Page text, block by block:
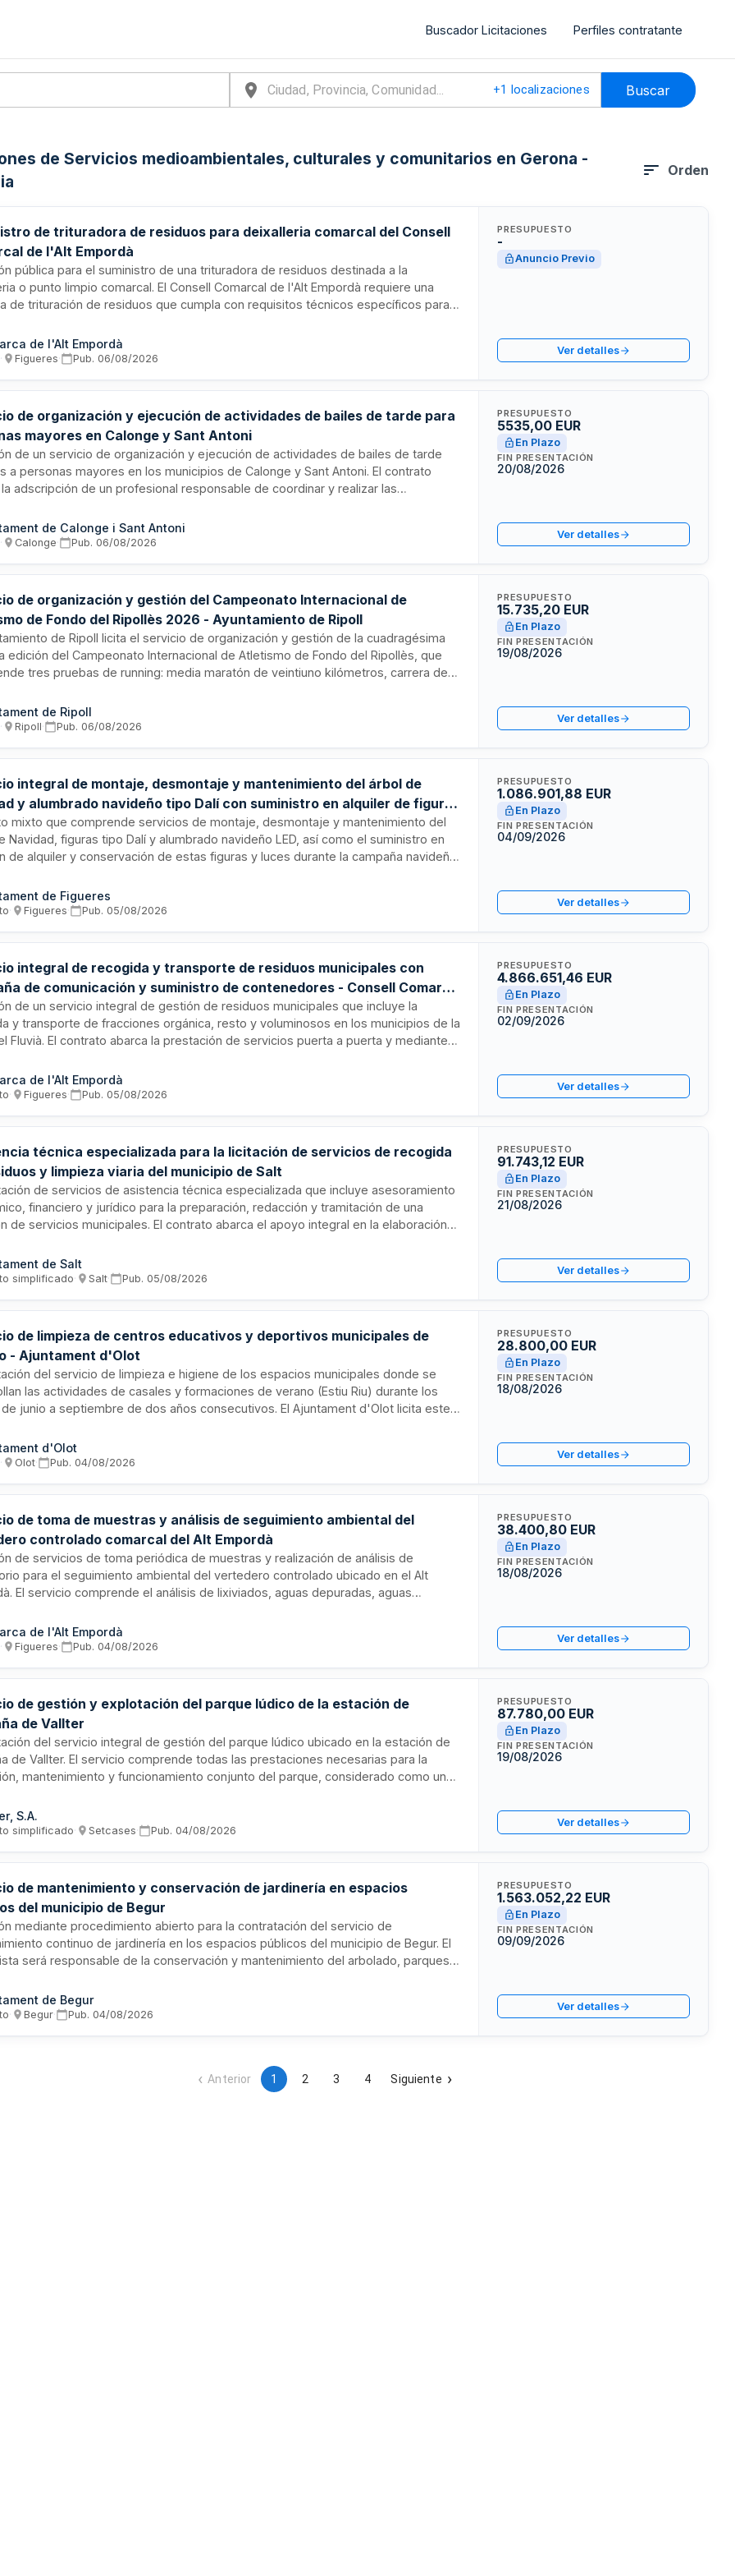
Buscador Licitaciones Perfiles contratante
+1 localizaciones Buscar
de Servicios medioambientales, culturales y comunitarios en Gerona -
Orden
de trituradora de residuos para deixalleria comarcal del Consell
de l'Alt Empordà
pública para el suministro de una trituradora de residuos destinada a la
o punto limpio comarcal. El Consell Comarcal de l'Alt Empordà requiere una
de trituración de residuos que cumpla con requisitos técnicos específicos para la
en Figueres. La trituradora deberá facilitar el procesamiento y compactación de
tipologías de residuos conforme a las características técnicas demandadas
de l'Alt Empordà
· Figueres· Pub. 06/08/2026
PRESUPUESTO
-
Anuncio Previo
Ver detalles
de organización y ejecución de actividades de bailes de tarde para
mayores en Calonge y Sant Antoni
de un servicio de organización y ejecución de actividades de bailes de tarde
a personas mayores en los municipios de Calonge y Sant Antoni. El contrato
adscripción de un profesional responsable de coordinar y realizar las
mensuales de coordinación y seguimiento. El objetivo es promover el
activo, mejorar la calidad de vida de las personas mayores, favorecer su
de Calonge i Sant Antoni
· Calonge· Pub. 06/08/2026
PRESUPUESTO
5535,00 EUR
En Plazo
FIN PRESENTACIÓN
20/08/2026
Ver detalles
de organización y gestión del Campeonato Internacional de
de Fondo del Ripollès 2026 - Ayuntamiento de Ripoll
de Ripoll licita el servicio de organización y gestión de la cuadragésima
edición del Campeonato Internacional de Atletismo de Fondo del Ripollès, que
tres pruebas de running: media maratón de veintiuno kilómetros, carrera de
integral del evento, incluyendo inscripciones, promoción, cobertura sanitaria,
con el ayuntamiento, seguridad, control de voluntarios y puntos de
de Ripoll
· Ripoll· Pub. 06/08/2026
PRESUPUESTO
15.735,20 EUR
En Plazo
FIN PRESENTACIÓN
19/08/2026
Ver detalles
integral de montaje, desmontaje y mantenimiento del árbol de
y alumbrado navideño tipo Dalí con suministro en alquiler de figuras
LED - Ayuntamiento de Figueres
mixto que comprende servicios de montaje, desmontaje y mantenimiento del
Navidad, figuras tipo Dalí y alumbrado navideño LED, así como el suministro en
de alquiler y conservación de estas figuras y luces durante la campaña navideña
desmontaje, mantenimiento preventivo y correctivo, además del alquiler
materiales navideños. Se trata de un contrato regido por las normas aplicables a
de Figueres
· Figueres· Pub. 05/08/2026
PRESUPUESTO
1.086.901,88 EUR
En Plazo
FIN PRESENTACIÓN
04/09/2026
Ver detalles
integral de recogida y transporte de residuos municipales con
de comunicación y suministro de contenedores - Consell Comarcal
de un servicio integral de gestión de residuos municipales que incluye la
y transporte de fracciones orgánica, resto y voluminosos en los municipios de la
Fluvià. El contrato abarca la prestación de servicios puerta a puerta y mediante
de comunicación ciudadana y suministro de material, contenedores y una caja
para la recogida de voluminosos. El adjudicatario debe garantizar la
establecida por la normativa catalana, estatal y europea.
de l'Alt Empordà
· Figueres· Pub. 05/08/2026
PRESUPUESTO
4.866.651,46 EUR
En Plazo
FIN PRESENTACIÓN
02/09/2026
Ver detalles
técnica especializada para la licitación de servicios de recogida
y limpieza viaria del municipio de Salt
de servicios de asistencia técnica especializada que incluye asesoramiento
financiero y jurídico para la preparación, redacción y tramitación de una
de servicios municipales. El contrato abarca el apoyo integral en la elaboración
de pliegos de prescripciones técnicas y asistencia durante todo el
de licitación hasta la formalización del contrato de recogida de residuos,
de Salt.
de Salt
simplificado· Salt· Pub. 05/08/2026
PRESUPUESTO
91.743,12 EUR
En Plazo
FIN PRESENTACIÓN
21/08/2026
Ver detalles
de limpieza de centros educativos y deportivos municipales de
- Ajuntament d'Olot
del servicio de limpieza e higiene de los espacios municipales donde se
las actividades de casales y formaciones de verano (Estiu Riu) durante los
junio a septiembre de dos años consecutivos. El Ajuntament d'Olot licita este
que acogen estas actividades lúdicas y formativas de verano.
d'Olot
· Olot· Pub. 04/08/2026
PRESUPUESTO
28.800,00 EUR
En Plazo
FIN PRESENTACIÓN
18/08/2026
Ver detalles
de toma de muestras y análisis de seguimiento ambiental del
controlado comarcal del Alt Empordà
de servicios de toma periódica de muestras y realización de análisis de
para el seguimiento ambiental del vertedero controlado ubicado en el Alt
El servicio comprende el análisis de lixiviados, aguas depuradas, aguas
ambiental vigente y la normativa de gestión de residuos. El contrato incluye
de ampliación presupuestaria según necesidades operativas.
de l'Alt Empordà
· Figueres· Pub. 04/08/2026
PRESUPUESTO
38.400,80 EUR
En Plazo
FIN PRESENTACIÓN
18/08/2026
Ver detalles
de gestión y explotación del parque lúdico de la estación de
de Vallter
del servicio integral de gestión del parque lúdico ubicado en la estación de
de Vallter. El servicio comprende todas las prestaciones necesarias para la
mantenimiento y funcionamiento conjunto del parque, considerado como un
de dos prórrogas anuales hasta un máximo de cuatro años totales.
S.A.
simplificado· Setcases· Pub. 04/08/2026
PRESUPUESTO
87.780,00 EUR
En Plazo
FIN PRESENTACIÓN
19/08/2026
Ver detalles
de mantenimiento y conservación de jardinería en espacios
del municipio de Begur
mediante procedimiento abierto para la contratación del servicio de
continuo de jardinería en los espacios públicos del municipio de Begur. El
será responsable de la conservación y mantenimiento del arbolado, parques,
bajo supervisión del técnico municipal designado, con personal, maquinaria y
aportados por el contratista. El Ayuntamiento proporcionará el suministro de
de Begur
· Begur· Pub. 04/08/2026
PRESUPUESTO
1.563.052,22 EUR
En Plazo
FIN PRESENTACIÓN
09/09/2026
Ver detalles
Anterior 1 2 3 4 Siguiente